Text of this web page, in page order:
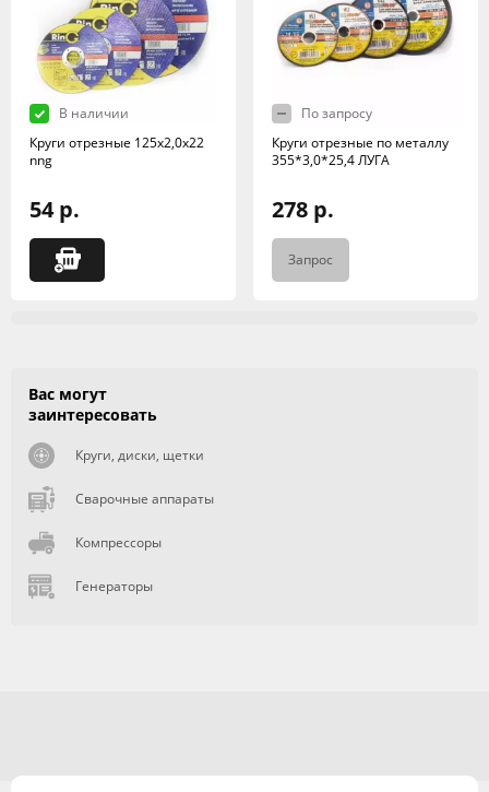
В наличии
Круги отрезные 125х2,0х22
nng
54 р.
По запросу
Круги отрезные по металлу
355*3,0*25,4 ЛУГА
278 р.
Запрос
Вас могут
заинтересовать
Круги, диски, щетки
Сварочные аппараты
Компрессоры
Генераторы